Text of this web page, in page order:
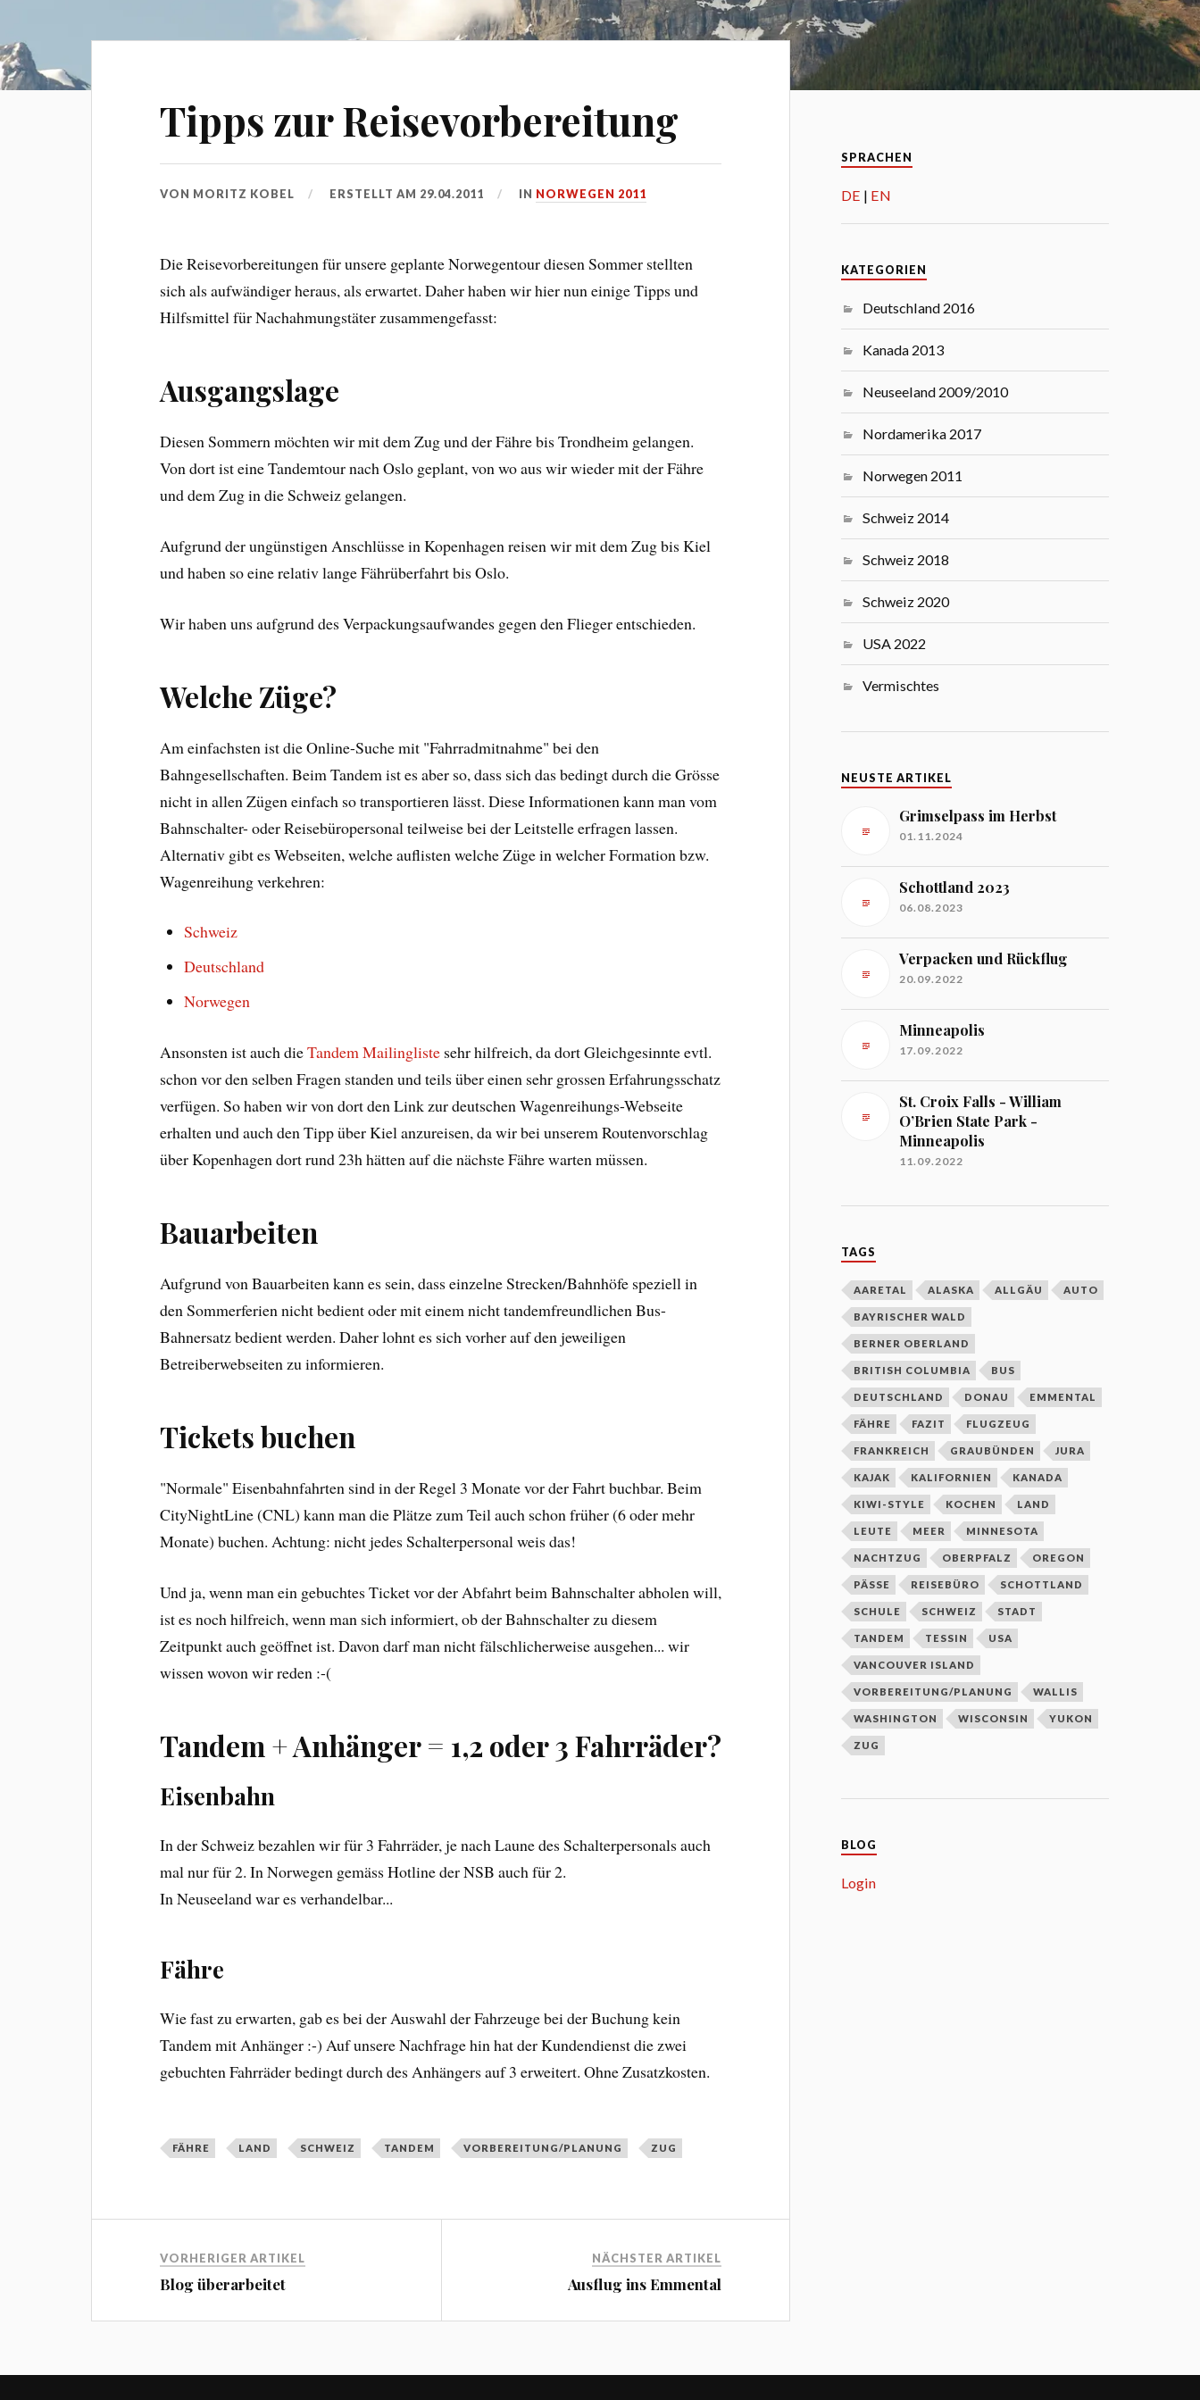
Tipps zur Reisevorbereitung
VON MORITZ KOBEL ERSTELLT AM 29.04.2011 IN NORWEGEN 2011
Die Reisevorbereitungen für unsere geplante Norwegentour diesen Sommer stellten
sich als aufwändiger heraus, als erwartet. Daher haben wir hier nun einige Tipps und
Hilfsmittel für Nachahmungstäter zusammengefasst:
Ausgangslage
Diesen Sommern möchten wir mit dem Zug und der Fähre bis Trondheim gelangen.
Von dort ist eine Tandemtour nach Oslo geplant, von wo aus wir wieder mit der Fähre
und dem Zug in die Schweiz gelangen.
Aufgrund der ungünstigen Anschlüsse in Kopenhagen reisen wir mit dem Zug bis Kiel
und haben so eine relativ lange Fährüberfahrt bis Oslo.
Wir haben uns aufgrund des Verpackungsaufwandes gegen den Flieger entschieden.
Welche Züge?
Am einfachsten ist die Online-Suche mit "Fahrradmitnahme" bei den
Bahngesellschaften. Beim Tandem ist es aber so, dass sich das bedingt durch die Grösse
nicht in allen Zügen einfach so transportieren lässt. Diese Informationen kann man vom
Bahnschalter- oder Reisebüropersonal teilweise bei der Leitstelle erfragen lassen.
Alternativ gibt es Webseiten, welche auflisten welche Züge in welcher Formation bzw.
Wagenreihung verkehren:
Schweiz
Deutschland
Norwegen
Ansonsten ist auch dieTandem Mailingliste sehr hilfreich, da dort Gleichgesinnte evtl.
schon vor den selben Fragen standen und teils über einen sehr grossen Erfahrungsschatz
verfügen. So haben wir von dort den Link zur deutschen Wagenreihungs-Webseite
erhalten und auch den Tipp über Kiel anzureisen, da wir bei unserem Routenvorschlag
über Kopenhagen dort rund 23h hätten auf die nächste Fähre warten müssen.
Bauarbeiten
Aufgrund von Bauarbeiten kann es sein, dass einzelne Strecken/Bahnhöfe speziell in
den Sommerferien nicht bedient oder mit einem nicht tandemfreundlichen Bus-
Bahnersatz bedient werden. Daher lohnt es sich vorher auf den jeweiligen
Betreiberwebseiten zu informieren.
Tickets buchen
"Normale" Eisenbahnfahrten sind in der Regel 3 Monate vor der Fahrt buchbar. Beim
CityNightLine (CNL) kann man die Plätze zum Teil auch schon früher (6 oder mehr
Monate) buchen. Achtung: nicht jedes Schalterpersonal weis das!
Und ja, wenn man ein gebuchtes Ticket vor der Abfahrt beim Bahnschalter abholen will,
ist es noch hilfreich, wenn man sich informiert, ob der Bahnschalter zu diesem
Zeitpunkt auch geöffnet ist. Davon darf man nicht fälschlicherweise ausgehen... wir
wissen wovon wir reden :-(
Tandem + Anhänger = 1,2 oder 3 Fahrräder?
Eisenbahn
In der Schweiz bezahlen wir für 3 Fahrräder, je nach Laune des Schalterpersonals auch
mal nur für 2. In Norwegen gemäss Hotline der NSB auch für 2.
In Neuseeland war es verhandelbar...
Fähre
Wie fast zu erwarten, gab es bei der Auswahl der Fahrzeuge bei der Buchung kein
Tandem mit Anhänger :-) Auf unsere Nachfrage hin hat der Kundendienst die zwei
gebuchten Fahrräder bedingt durch des Anhängers auf 3 erweitert. Ohne Zusatzkosten.
FÄHRE LAND SCHWEIZ TANDEM VORBEREITUNG/PLANUNG ZUG
VORHERIGER ARTIKEL
Blog überarbeitet
NÄCHSTER ARTIKEL
Ausflug ins Emmental
SPRACHEN
DE EN
KATEGORIEN
Deutschland 2016
Kanada 2013
Neuseeland 2009/2010
Nordamerika 2017
Norwegen 2011
Schweiz 2014
Schweiz 2018
Schweiz 2020
USA 2022
Vermischtes
NEUSTE ARTIKEL
Grimselpass im Herbst
01.11.2024
Schottland 2023
06.08.2023
Verpacken und Rückflug
20.09.2022
Minneapolis
17.09.2022
St. Croix Falls - William
O’Brien State Park -
Minneapolis
11.09.2022
TAGS
AARETAL ALASKA ALLGÄU AUTO
BAYRISCHER WALD
BERNER OBERLAND
BRITISH COLUMBIA BUS
DEUTSCHLAND DONAU EMMENTAL
FÄHRE FAZIT FLUGZEUG
FRANKREICH GRAUBÜNDEN JURA
KAJAK KALIFORNIEN KANADA
KIWI-STYLE KOCHEN LAND
LEUTE MEER MINNESOTA
NACHTZUG OBERPFALZ OREGON
PÄSSE REISEBÜRO SCHOTTLAND
SCHULE SCHWEIZ STADT
TANDEM TESSIN USA
VANCOUVER ISLAND
VORBEREITUNG/PLANUNG WALLIS
WASHINGTON WISCONSIN YUKON
ZUG
BLOG
Login